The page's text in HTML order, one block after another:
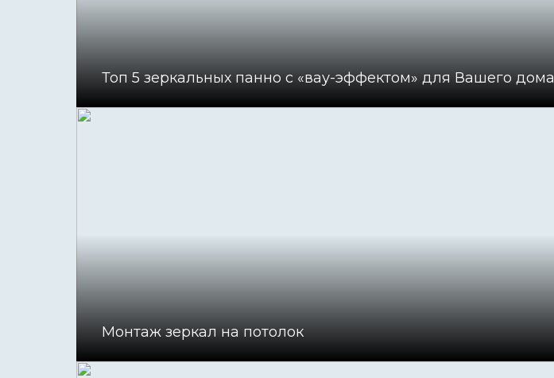
Топ 5 зеркальных панно с «вау-эффектом» для Вашего дома
Монтаж зеркал на потолок